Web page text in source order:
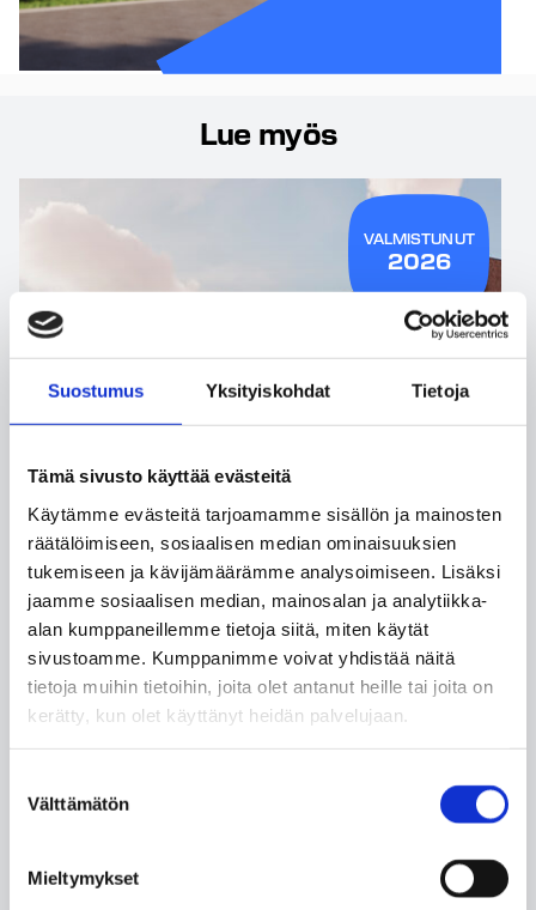
Suostumus Yksityiskohdat Tietoja
Tämä sivusto käyttää evästeitä
Käytämme evästeitä tarjoamamme sisällön ja mainosten
räätälöimiseen, sosiaalisen median ominaisuuksien
tukemiseen ja kävijämäärämme analysoimiseen. Lisäksi
jaamme sosiaalisen median, mainosalan ja analytiikka-
alan kumppaneillemme tietoja siitä, miten käytät
sivustoamme. Kumppanimme voivat yhdistää näitä
tietoja muihin tietoihin, joita olet antanut heille tai joita on
kerätty, kun olet käyttänyt heidän palvelujaan.
valinta
Välttämätön
Mieltymykset
Lue myös
VALMISTUNUT
2026
Asunto Oy Kuninkaantammenkierto 16a